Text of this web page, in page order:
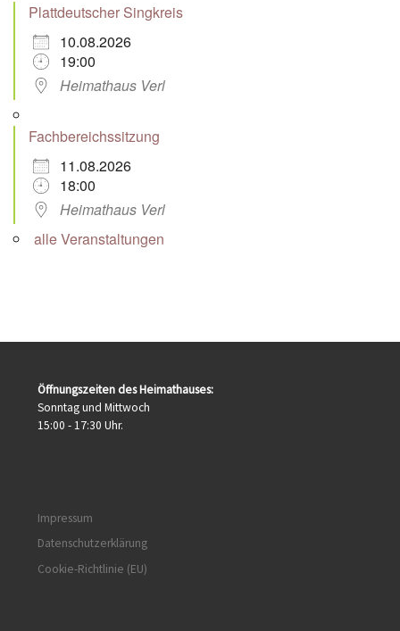
Plattdeutscher Singkreis
10.08.2026
19:00
Heimathaus Verl
Fachbereichssitzung
11.08.2026
18:00
Heimathaus Verl
alle Veranstaltungen
Öffnungszeiten des Heimathauses:
Sonntag und Mittwoch
15:00 - 17:30 Uhr.
Impressum
Datenschutzerklärung
Cookie-Richtlinie (EU)